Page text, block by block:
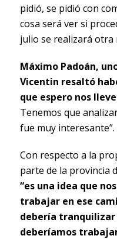
pidió, se pidió con
cosa será ver si
julio se realizará
Máximo Padoán,
Vicentin resaltó
que espero nos
Tenemos que
fue muy interesante”.
Con respecto a la
parte de la provincia
“es una idea que
trabajar en ese
debería tranquilizar
deberíamos